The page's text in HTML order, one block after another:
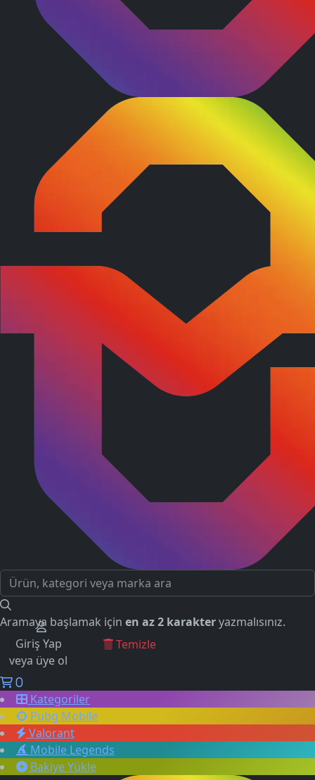
Aramaya başlamak için en az 2 karakteryazmalısınız.
GEÇMİŞ ARAMALAR
Temizle
Giriş Yap
veya üye ol
0
Kategoriler
Pubg Mobile
Valorant
Mobile Legends
Bakiye Yükle